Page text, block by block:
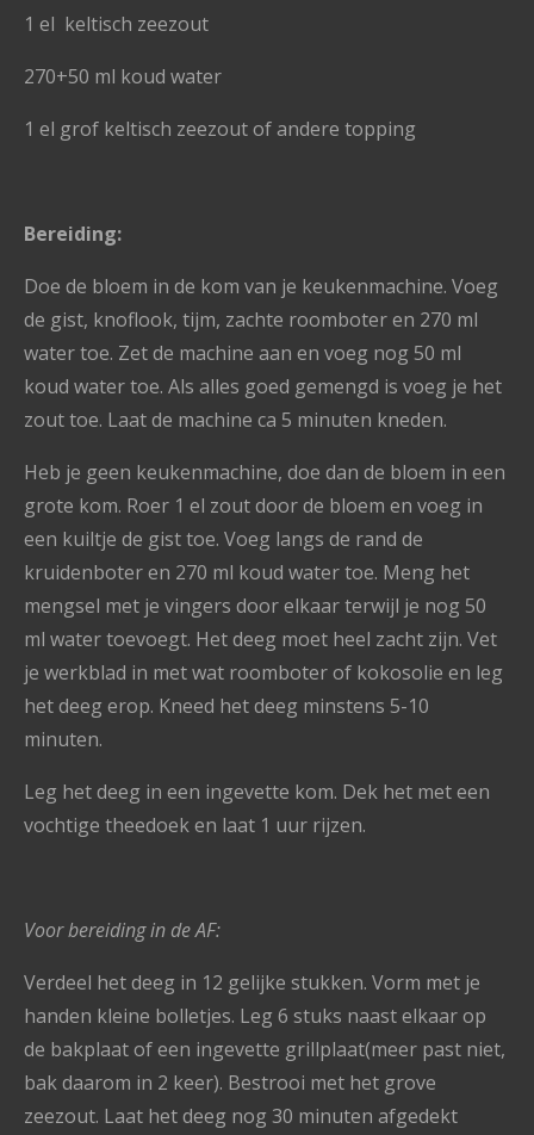
1 el keltisch zeezout
270+50 ml koud water
1 el grof keltisch zeezout of andere topping
Bereiding:
Doe de bloem in de kom van je keukenmachine. Voeg
de gist, knoflook, tijm, zachte roomboter en 270 ml
water toe. Zet de machine aan en voeg nog 50 ml
koud water toe. Als alles goed gemengd is voeg je het
zout toe. Laat de machine ca 5 minuten kneden.
Heb je geen keukenmachine, doe dan de bloem in een
grote kom. Roer 1 el zout door de bloem en voeg in
een kuiltje de gist toe. Voeg langs de rand de
kruidenboter en 270 ml koud water toe. Meng het
mengsel met je vingers door elkaar terwijl je nog 50
ml water toevoegt. Het deeg moet heel zacht zijn. Vet
je werkblad in met wat roomboter of kokosolie en leg
het deeg erop. Kneed het deeg minstens 5-10
minuten.
Leg het deeg in een ingevette kom. Dek het met een
vochtige theedoek en laat 1 uur rijzen.
Voor bereiding in de AF:
Verdeel het deeg in 12 gelijke stukken. Vorm met je
handen kleine bolletjes. Leg 6 stuks naast elkaar op
de bakplaat of een ingevette grillplaat(meer past niet,
bak daarom in 2 keer). Bestrooi met het grove
zeezout. Laat het deeg nog 30 minuten afgedekt